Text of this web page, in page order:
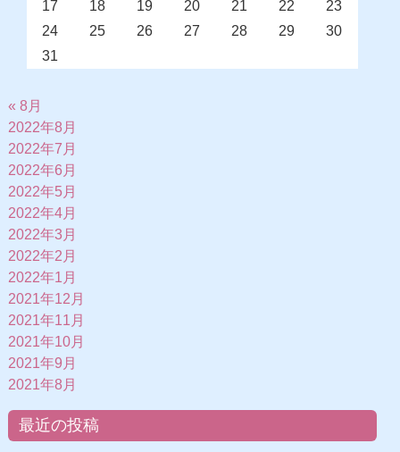
17
18 19 20 21 22
23
24
25 26 27 28 29
30
31
« 8月
2022年8月
2022年7月
2022年6月
2022年5月
2022年4月
2022年3月
2022年2月
2022年1月
2021年12月
2021年11月
2021年10月
2021年9月
2021年8月
最近の投稿